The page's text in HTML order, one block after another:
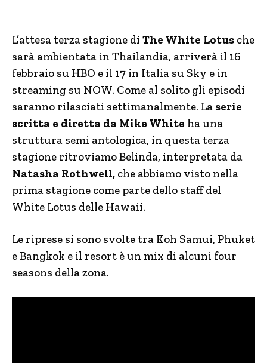
L’attesa terza stagione di The White Lotus che
sarà ambientata in Thailandia, arriverà il 16
febbraio su HBO e il 17 in Italia su Sky e in
streaming su NOW. Come al solito gli episodi
saranno rilasciati settimanalmente. La serie
scritta e diretta da Mike White ha una
struttura semi antologica, in questa terza
stagione ritroviamo Belinda, interpretata da
Natasha Rothwell, che abbiamo visto nella
prima stagione come parte dello staff del
White Lotus delle Hawaii.
Le riprese si sono svolte tra Koh Samui, Phuket
e Bangkok e il resort è un mix di alcuni four
seasons della zona.